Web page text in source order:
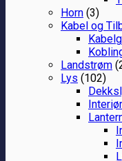
Horn (3)
Kabel og
Landstrøm
Lys (102)